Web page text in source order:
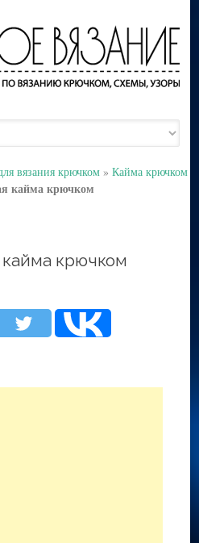
to
вязания крючком» Кайма крючком
кайма крючком
крючком